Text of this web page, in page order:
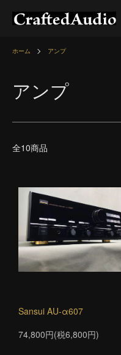
ホーム アンプ
アンプ
全10商品
Sansui AU-α607
74,800円(税6,800円)